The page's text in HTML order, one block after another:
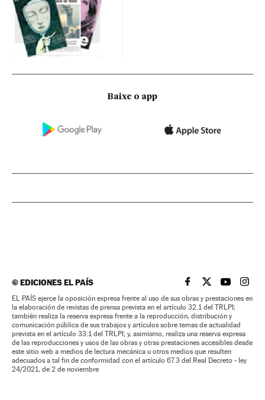
Baixe o app
©EDICIONES EL PAÍS EL PAÍS BRASIL EN
EL PAÍSEL PAÍS
EL
EL PAÍS ejerce la oposición expresa frente al uso de sus obras y prestaciones en
la elaboración de revistas de prensa prevista en el artículo 32.1 del TRLPI;
también realiza la reserva expresa frente a la reproducción, distribución y
comunicación pública de sus trabajos y artículos sobre temas de actualidad
prevista en el artículo 33.1 del TRLPI; y, asimismo, realiza una reserva expresa
de las reproducciones y usos de las obras y otras prestaciones accesibles desde
este sitio web a medios de lectura mecánica u otros medios que resulten
adecuados a tal fin de conformidad con el artículo 67.3 del Real Decreto - ley
24/2021, de 2 de noviembre